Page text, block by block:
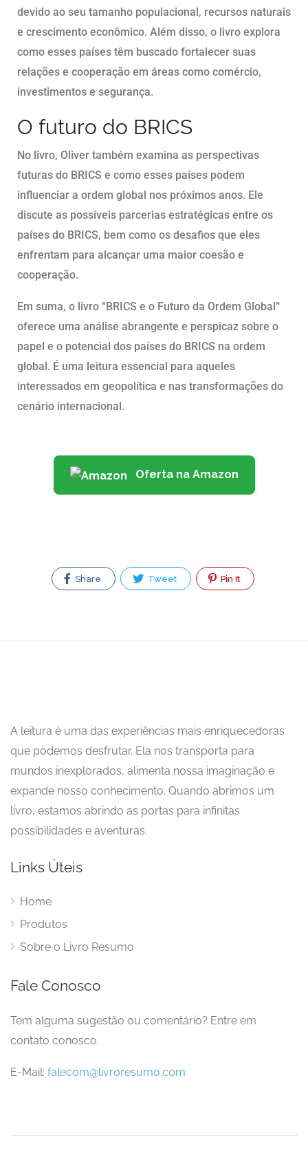
devido ao seu tamanho populacional, recursos naturais
e crescimento econômico. Além disso, o livro explora
como esses países têm buscado fortalecer suas
relações e cooperação em áreas como comércio,
investimentos e segurança.
O futuro do BRICS
No livro, Oliver também examina as perspectivas
futuras do BRICS e como esses países podem
influenciar a ordem global nos próximos anos. Ele
discute as possíveis parcerias estratégicas entre os
países do BRICS, bem como os desafios que eles
enfrentam para alcançar uma maior coesão e
cooperação.
Em suma, o livro “BRICS e o Futuro da Ordem Global”
oferece uma análise abrangente e perspicaz sobre o
papel e o potencial dos países do BRICS na ordem
global. É uma leitura essencial para aqueles
interessados em geopolítica e nas transformações do
cenário internacional.
Oferta na Amazon
Share Tweet Pin It
A leitura é uma das experiências mais enriquecedoras
que podemos desfrutar. Ela nos transporta para
mundos inexplorados, alimenta nossa imaginação e
expande nosso conhecimento. Quando abrimos um
livro, estamos abrindo as portas para infinitas
possibilidades e aventuras.
Links Úteis
Home
Produtos
Sobre o Livro Resumo
Fale Conosco
Tem alguma sugestão ou comentário? Entre em
contato conosco.
E-Mail: falecom@livroresumo.com